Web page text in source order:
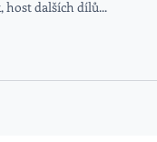
host dalších dílů...